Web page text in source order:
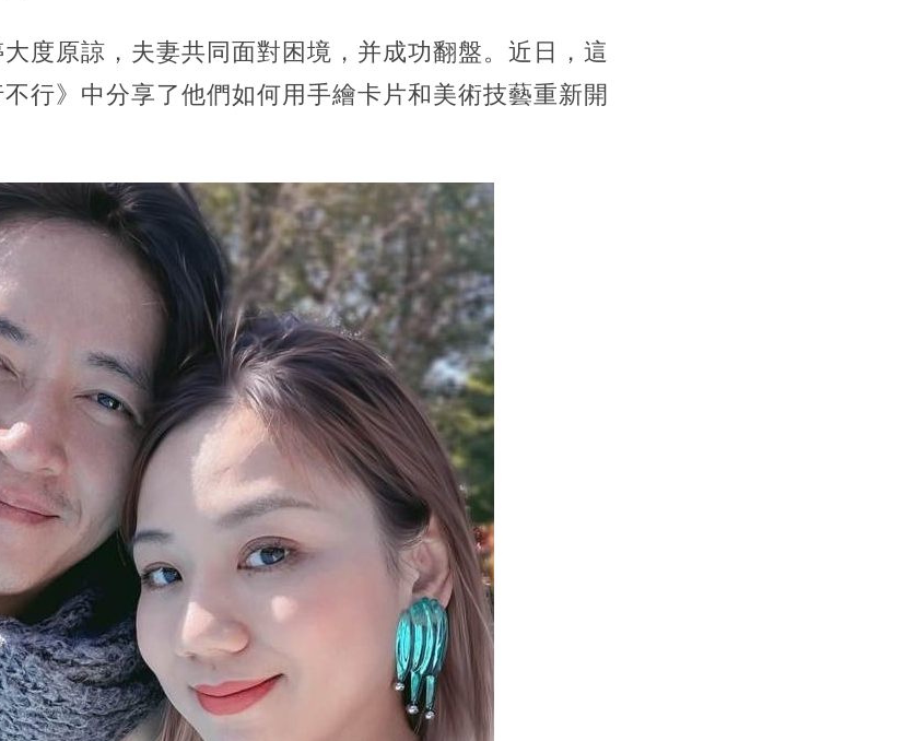
度原諒，夫妻共同面對困境，并成功翻盤。近日，這
行》中分享了他們如何用手繪卡片和美術技藝重新開